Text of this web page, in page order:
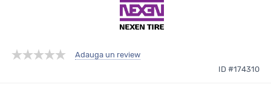
Adauga un review
ID #174310